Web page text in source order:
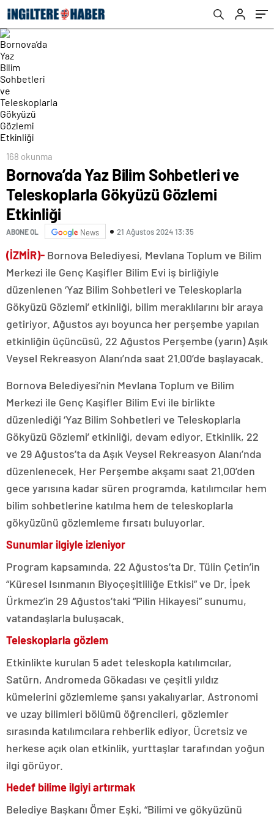
168 okunma
Bornova’da Yaz Bilim Sohbetleri ve
Teleskoplarla Gökyüzü Gözlemi
Etkinliği
ABONE OL News 21 Ağustos 2024 13:35
(İZMİR)- Bornova Belediyesi, Mevlana Toplum ve Bilim
Merkezi ile Genç Kaşifler Bilim Evi iş birliğiyle
düzenlenen ‘Yaz Bilim Sohbetleri ve Teleskoplarla
Gökyüzü Gözlemi’ etkinliği, bilim meraklılarını bir araya
getiriyor. Ağustos ayı boyunca her perşembe yapılan
etkinliğin üçüncüsü, 22 Ağustos Perşembe (yarın) Aşık
Veysel Rekreasyon Alanı’nda saat 21.00’de başlayacak.
Bornova Belediyesi’nin Mevlana Toplum ve Bilim
Merkezi ile Genç Kaşifler Bilim Evi ile birlikte
düzenlediği ‘Yaz Bilim Sohbetleri ve Teleskoplarla
Gökyüzü Gözlemi’ etkinliği, devam ediyor. Etkinlik, 22
ve 29 Ağustos’ta da Aşık Veysel Rekreasyon Alanı’nda
düzenlenecek. Her Perşembe akşamı saat 21.00’den
gece yarısına kadar süren programda, katılımcılar hem
bilim sohbetlerine katılma hem de teleskoplarla
gökyüzünü gözlemleme fırsatı buluyorlar.
Sunumlar ilgiyle izleniyor
Program kapsamında, 22 Ağustos’ta Dr. Tülin Çetin’in
“Küresel Isınmanın Biyoçeşitliliğe Etkisi” ve Dr. İpek
Ürkmez’in 29 Ağustos’taki “Pilin Hikayesi” sunumu,
vatandaşlarla buluşacak.
Teleskoplarla gözlem
Etkinlikte kurulan 5 adet teleskopla katılımcılar,
Satürn, Andromeda Gökadası ve çeşitli yıldız
kümelerini gözlemleme şansı yakalıyarlar. Astronomi
ve uzay bilimleri bölümü öğrencileri, gözlemler
sırasında katılımcılara rehberlik ediyor. Ücretsiz ve
herkese açık olan etkinlik, yurttaşlar tarafından yoğun
ilgi görüyor.
Hedef bilime ilgiyi artırmak
Belediye Başkanı Ömer Eşki, “Bilimi ve gökyüzünü